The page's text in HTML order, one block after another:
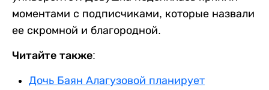
моментами с подписчиками, которые назвали
ее скромной и благородной.
Читайте также:
Дочь Баян Алагузовой планирует